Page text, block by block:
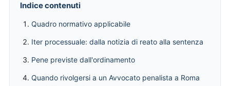
Indice contenuti
Quadro normativo applicabile
Iter processuale: dalla notizia di reato alla sentenza
Pene previste dall'ordinamento
Quando rivolgersi a un Avvocato penalista a Roma